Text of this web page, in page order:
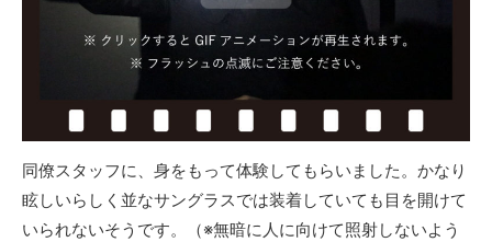
同僚スタッフに、身をもって体験してもらいました。かなり
眩しいらしく並なサングラスでは装着していても目を開けて
いられないそうです。（※無暗に人に向けて照射しないよう